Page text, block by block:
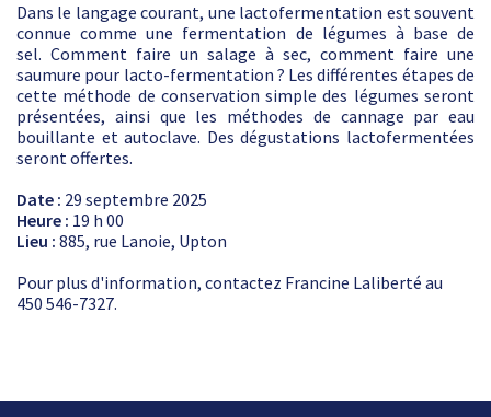
Dans le langage courant, une lactofermentation est souvent
connue comme une fermentation de légumes à base de
sel. Comment faire un salage à sec, comment faire une
saumure pour lacto-fermentation ? Les différentes étapes de
cette méthode de conservation simple des légumes seront
présentées, ainsi que les méthodes de cannage par eau
bouillante et autoclave. Des dégustations lactofermentées
seront offertes.
Date : 29 septembre 2025
Heure : 19 h 00
Lieu : 885, rue Lanoie, Upton
Pour plus d'information, contactez Francine Laliberté au
450 546-7327.